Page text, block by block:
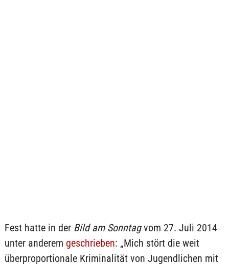
Fest hatte in der Bild am Sonntagvom 27. Juli 2014
unter anderem geschrieben: „Mich stört die weit
überproportionale Kriminalität von Jugendlichen mit